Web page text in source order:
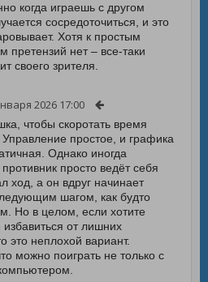
когда играешь с другом
сосредоточиться, и это
Хотя к простым
претензий нет – все-таки
своего зрителя.
2026 17:00
чтобы скоротать время
простое, и графика
Однако иногда
просто ведёт себя
ход, а он вдруг начинает
шагом, как будто
Но в целом, если хотите
избавиться от лишних
это неплохой вариант.
можно поиграть не только с